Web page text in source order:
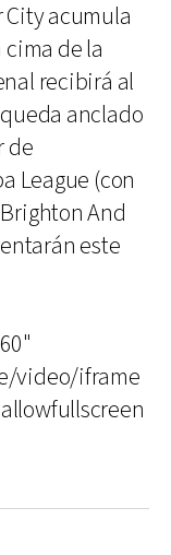
City acumula
de la
recibirá al
anclado
de
League (con
And
este
video/iframe